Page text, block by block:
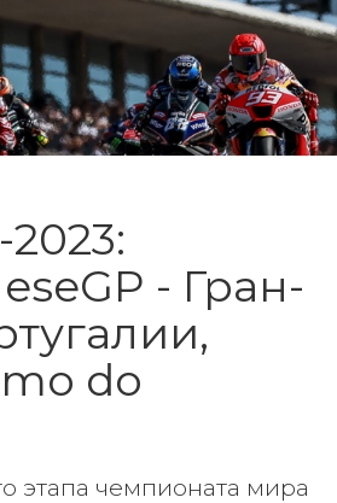
- Гран-
do
этапа чемпионата мира